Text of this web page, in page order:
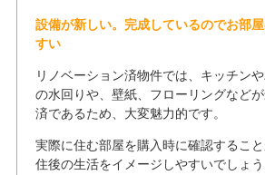
設備が新しい。完成しているのでお部
すい
リノベーション済物件では、キッチン
の水回りや、壁紙、フローリングなど
済であるため、大変魅力的です。
実際に住む部屋を購入時に確認するこ
住後の生活をイメージしやすいでしょう